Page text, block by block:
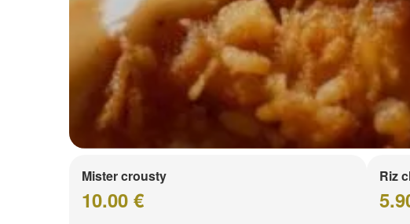
Mister crousty
10.00 €
Riz